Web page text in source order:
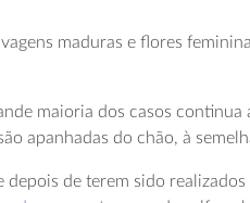
maduras e flores
maioria dos casos continua
apanhadas do chão, à
de terem sido